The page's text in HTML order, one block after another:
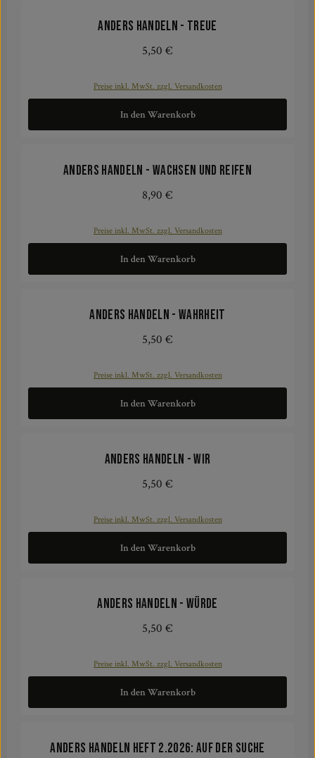
ANDERS HANDELN - Treue
Regulärer Preis:
5,50 €
Preise inkl. MwSt. zzgl. Versandkosten
In den Warenkorb
ANDERS HANDELN - Wachsen und Reifen
Regulärer Preis:
8,90 €
Preise inkl. MwSt. zzgl. Versandkosten
In den Warenkorb
ANDERS HANDELN - Wahrheit
Regulärer Preis:
5,50 €
Preise inkl. MwSt. zzgl. Versandkosten
In den Warenkorb
ANDERS HANDELN - Wir
Regulärer Preis:
5,50 €
Preise inkl. MwSt. zzgl. Versandkosten
In den Warenkorb
ANDERS HANDELN - Würde
Regulärer Preis:
5,50 €
Preise inkl. MwSt. zzgl. Versandkosten
In den Warenkorb
Anders Handeln Heft 2.2026: Auf der Suche